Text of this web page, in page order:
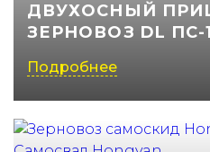
ДВУХОСНЫЙ
ЗЕРНОВОЗ DL ПС-
Подробнее